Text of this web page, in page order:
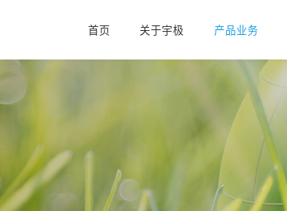
首页 关于宇极 产品业务